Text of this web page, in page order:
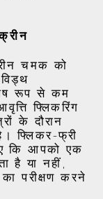
चमक को
रूप से कम
फ्लिकरिंग
के दौरान
फ्लिकर-फ्री
कि आपको एक
है या नहीं,
परीक्षण करने